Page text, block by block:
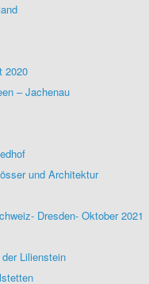
2020
– Jachenau
und Architektur
Dresden- Oktober 2021
Lilienstein